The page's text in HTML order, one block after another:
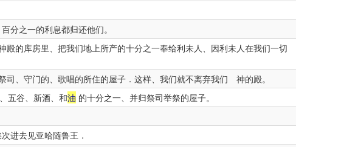
分之一的利息都归还他们。
的库房里、把我们地上所产的十分之一奉给利未人、因利未人在我们一切
司、守门的、歌唱的所住的屋子．这样、我们就不离弃我们 神的殿。
五谷、新酒、和油 的十分之一、并归祭司举祭的屋子。
进去见亚哈随鲁王．